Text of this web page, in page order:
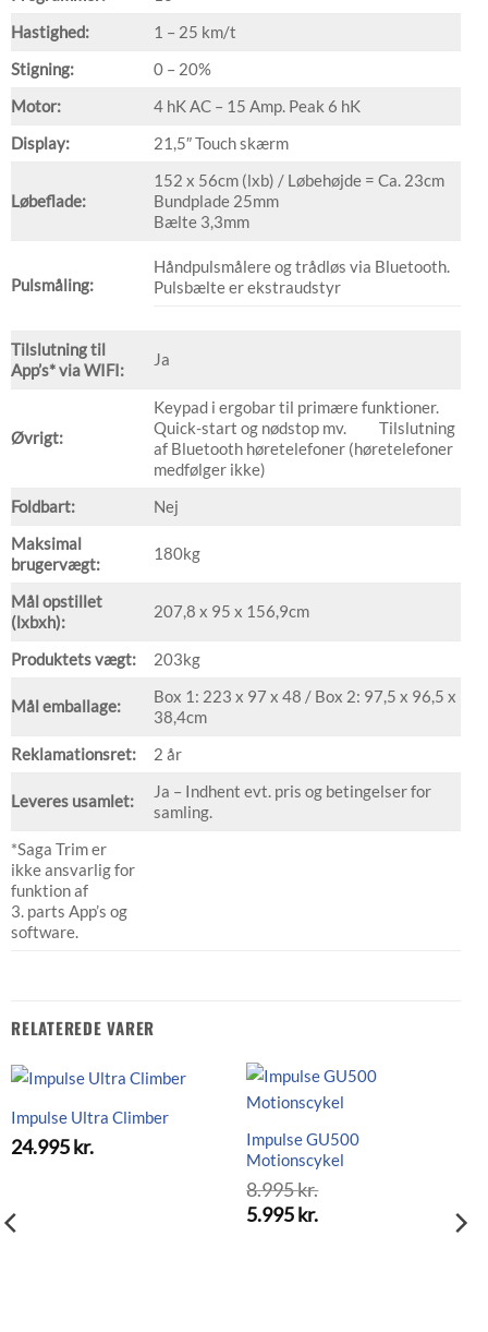
Hastighed:
1 – 25 km/t
Stigning:
0 – 20%
Motor:
4 hK AC – 15 Amp. Peak 6 hK
Display:
21,5″ Touch skærm
Løbeflade:
152 x 56cm (lxb) / Løbehøjde = Ca. 23cm
Bundplade 25mm
Bælte 3,3mm
Pulsmåling:
Håndpulsmålere og trådløs via Bluetooth.
Pulsbælte er ekstraudstyr
Tilslutning til
App’s* via WIFI:
Ja
Øvrigt:
Keypad i ergobar til primære funktioner.
Quick-start og nødstop mv. Tilslutning
af Bluetooth høretelefoner (høretelefoner
medfølger ikke)
Foldbart:
Nej
Maksimal
brugervægt:
180kg
Mål opstillet
(lxbxh):
207,8 x 95 x 156,9cm
Produktets vægt: 203kg
Mål emballage:
Box 1: 223 x 97 x 48 / Box 2: 97,5 x 96,5 x
38,4cm
Reklamationsret:
2 år
Leveres usamlet:
Ja – Indhent evt. pris og betingelser for
samling.
*Saga Trim er
ikke ansvarlig for
funktion af
3. parts App’s og
software.
RELATEREDE VARER
Impulse Ultra Climber
24.995kr.
Impulse GU500
Motionscykel
8.995kr.
Den
oprindelige
5.995kr.